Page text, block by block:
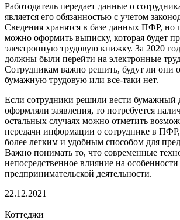
Работодатель передает данные о
является его обязанностью с учетом
Сведения хранятся в базе данных ПФР, но
можно оформить выписку, которая будет
электронную трудовую книжку. За 2020
должны были перейти на электронные
Сотрудникам важно решить, будут ли они
бумажную трудовую или все-таки нет.
Если сотрудники решили вести бумажный
оформляли заявления, то потребуется
остальных случаях можно отметить
передачи информации о сотруднике в ПФР,
более легким и удобным способом для
Важно понимать то, что современные
непосредственное влияние на
предпринимательской деятельности.
22.12.2021
Коттеджи